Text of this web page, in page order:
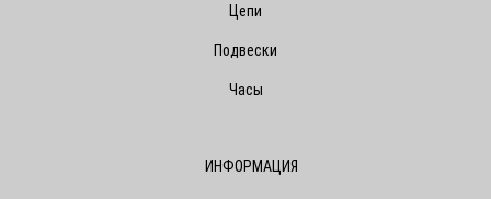
Цепи
Подвески
Часы
ИНФОРМАЦИЯ